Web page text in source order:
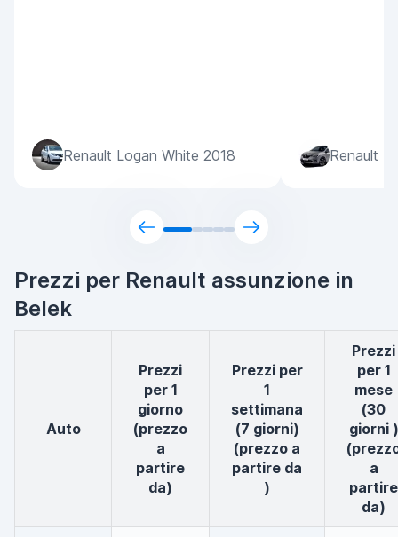
Renault Logan White 2018 Renault
Prezzi per Renault assunzione in
Belek
auto
Prezzi
per 1
giorno
(prezzo
a
partire
da)
Prezzi per
1
settimana
(7 giorni)
(prezzo a
partire da
)
Prezzi
per 1
mese
(30
giorni )
a
partire
da)